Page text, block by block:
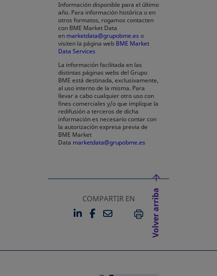
Información disponible para el último
año. Para información histórica o en
otros formatos, rogamos contacten
con BME Market Data
en marketdata@grupobme.es o
visiten la página web BME Market
Data Services
La información facilitada en las
distintas páginas webs del Grupo
BME está destinada, exclusivamente,
al uso interno de la misma. Para
llevar a cabo cualquier otro uso con
fines comerciales y/o que implique la
redifusión a terceros de dicha
información es necesario contar con
la autorización expresa previa de
BME Market
Data marketdata@grupobme.es
COMPARTIR EN
LINKEDIN
SE ABRE EN UNA PESTAÑA
FACEBOOK
SE ABRE EN UNA
EMAILIMPRIMIR
Volver arriba